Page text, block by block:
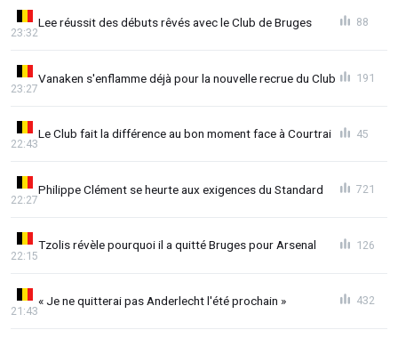
Lee réussit des débuts rêvés avec le Club de Bruges
23:32
88
Vanaken s'enflamme déjà pour la nouvelle recrue du Club
23:27
191
Le Club fait la différence au bon moment face à Courtrai
22:43
45
Philippe Clément se heurte aux exigences du Standard
22:27
721
Tzolis révèle pourquoi il a quitté Bruges pour Arsenal
22:15
126
« Je ne quitterai pas Anderlecht l'été prochain »
21:43
432